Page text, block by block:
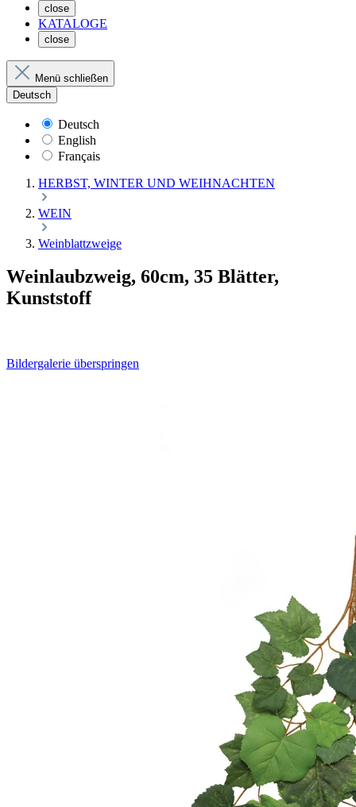
close
KATALOGE
close
Menü schließen
Deutsch
Deutsch
English
Français
HERBST, WINTER UND WEIHNACHTEN
WEIN
Weinblattzweige
Weinlaubzweig, 60cm, 35 Blätter,
Kunststoff
Bildergalerie überspringen